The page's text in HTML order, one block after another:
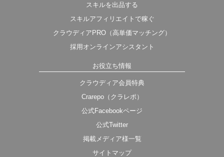
スキルを出品する
スキルアフィリエイトで稼ぐ
クラウディアPRO（高単価マッチング）
採用オンラインアシスタント
お役立ち情報
クラウディア会員特典
Crarepo（クラレポ）
公式Facebookページ
公式Twitter
掲載メディア様一覧
サイトマップ